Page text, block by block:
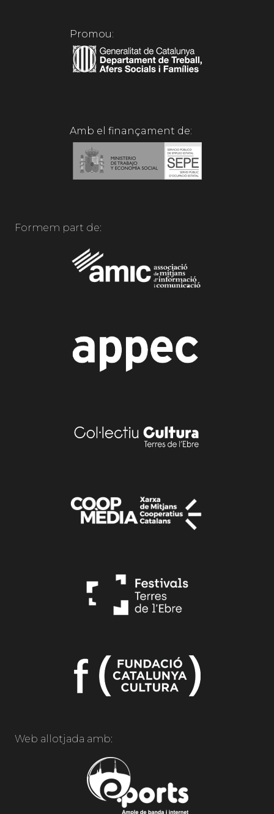
Promou:
Amb el finançament de:
Formem part de:
Web allotjada amb: